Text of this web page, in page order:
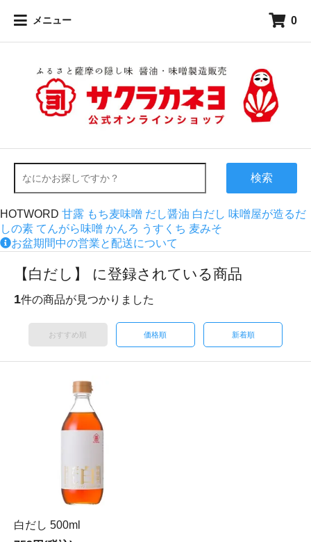
メニュー 0
検索
HOTWORD 甘露 もち麦味噌 だし醤油 白だし 味噌屋が造るだ
しの素 てんがら味噌 かんろ うすくち 麦みそ
お盆期間中の営業と配送について
【白だし】 に登録されている商品
1件の商品が見つかりました
おすすめ順 価格順 新着順
白だし 500ml